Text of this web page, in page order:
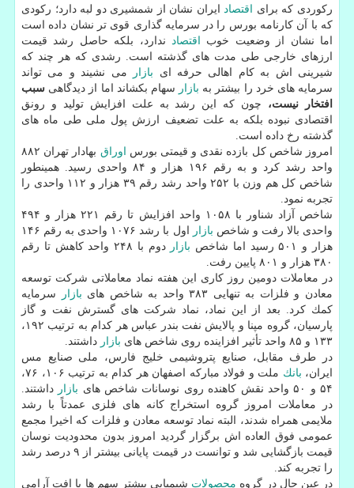
ركوردی كه برای
اقتصاد
ایران نشان از شمشیری دو لبه دارد؛ ركودی
كه با آن كارنامه بورس را در سرمایه گذاری قوی تر نشان داده است
اما نشان از وضعیت خوب
اقتصاد
ندارد، بلكه حاصل رشد قیمت
ارزهای خارجی طی مدت های گذشته است. رشدی كه هر چند كه
شیرینی اش به كام اهالی حرفه ای بازار
می نشیند و می تواند
سرمایه های خرد را بیشتر به بازار سهام بكشاند اما از دیدگاهی سبب
افتخار نیست، چون كه این رشد به علت افزایش تولید و رونق
اقتصادی نبوده بلكه به علت تضعیف ارزش پول ملی طی ماه های
گذشته رخ داده است.
امروز شاخص كل بازده نقدی و قیمتی بورس
اوراق
بهادار تهران ۸۸۲
واحد رشد كرد و به رقم ۱۹۶ هزار و ۸۴ واحدی رسید. همینطور
شاخص كل هم وزن با ۲۵۲ واحد رشد رقم ۳۹ هزار و ۱۱۲ واحدی را
تجربه نمود.
شاخص آزاد شناور با ۱۰۵۸ واحد افزایش تا رقم ۲۲۱ هزار و ۴۹۴
واحدی بالا رفت و شاخص بازار
اول با رشد ۱۰۷۶ واحدی به رقم ۱۴۶
هزار و ۵۰۱ رسید اما شاخص
بازار
دوم با ۲۴۸ واحد كاهش تا رقم
۳۸۰ هزار و ۸۰۱ پایین رفت.
در معاملات دومین روز كاری این هفته نماد معاملاتی شركت توسعه
معادن و فلزات به تنهایی ۳۸۳ واحد به شاخص های
بازار
سرمایه
كمك كرد. بعد از این نماد، نماد شركت های گسترش نفت و گاز
پارسیان، گروه مپنا و پالایش نفت بندر عباس هر كدام به ترتیب ۱۹۲،
۱۳۳ و ۸۵ واحد تأثیر افزاینده روی شاخص های
بازار داشتند.
در طرف مقابل، صنایع پتروشیمی خلیج فارس، ملی صنایع مس
ایران، بانك
ملت و فولاد مباركه اصفهان هر كدام به ترتیب ۱۰۶، ۷۶،
۵۴ و ۵۰ واحد نقش كاهنده روی نوسانات شاخص های
بازار داشتند.
در معاملات امروز گروه استخراج كانه های فلزی عمدتاً با رشد
ملایمی همراه شدند، البته نماد توسعه معادن و فلزات كه اخیرا مجمع
عمومی فوق العاده اش برگزار گردید امروز بدون محدودیت نوسان
قیمت بازگشایی شد و توانست در قیمت پایانی بیشتر از ۹ درصد رشد
را تجربه كند.
در عین حال در گروه محصولات شیمیایی بیشتر سهم ها با افت آرامی